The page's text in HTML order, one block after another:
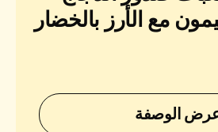
مع الأرز بالخضار
الوصفة